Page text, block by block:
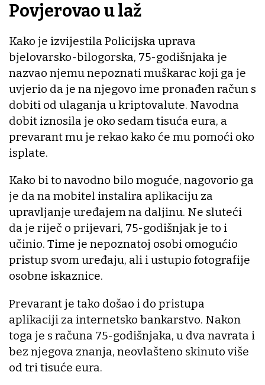
Povjerovao u laž
Kako je izvijestila Policijska uprava
bjelovarsko-bilogorska, 75-godišnjaka je
nazvao njemu nepoznati muškarac koji ga je
uvjerio da je na njegovo ime pronađen račun s
dobiti od ulaganja u kriptovalute. Navodna
dobit iznosila je oko sedam tisuća eura, a
prevarant mu je rekao kako će mu pomoći oko
isplate.
Kako bi to navodno bilo moguće, nagovorio ga
je da na mobitel instalira aplikaciju za
upravljanje uređajem na daljinu. Ne sluteći
da je riječ o prijevari, 75-godišnjak je to i
učinio. Time je nepoznatoj osobi omogućio
pristup svom uređaju, ali i ustupio fotografije
osobne iskaznice.
Prevarant je tako došao i do pristupa
aplikaciji za internetsko bankarstvo. Nakon
toga je s računa 75-godišnjaka, u dva navrata i
bez njegova znanja, neovlašteno skinuto više
od tri tisuće eura.